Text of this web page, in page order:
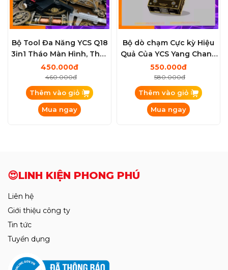
Bộ Tool Đa Năng YCS Q18
3in1 Tháo Màn Hình, Thay
Lưng, Kẹp Màn Hình)
450.000đ
460.000đ
Thêm vào giỏ
Mua ngay
Bộ dò chạm Cực kỳ Hiệu
Quả Của YCS Yang Chang
Sung New Hot
550.000đ
580.000đ
Thêm vào giỏ
Mua ngay
😍LINH KIỆN PHONG PHÚ
Liên hệ
Giới thiệu công ty
Tin tức
Tuyển dụng